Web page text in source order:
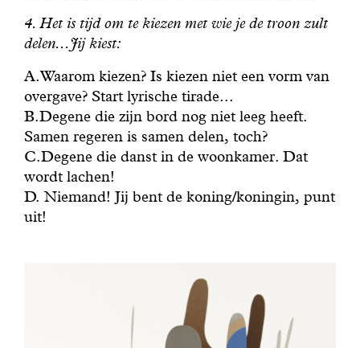
4. Het is tijd om te kiezen met wie je de troon zult
delen...Jij kiest:
A.Waarom kiezen? Is kiezen niet een vorm van
overgave? Start lyrische tirade...
B.Degene die zijn bord nog niet leeg heeft.
Samen regeren is samen delen, toch?
C.Degene die danst in de woonkamer. Dat
wordt lachen!
D. Niemand! Jij bent de koning/koningin, punt
uit!